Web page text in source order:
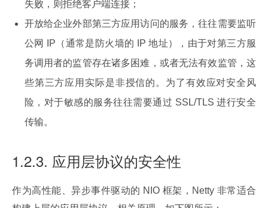
失败，则拒绝客户端连接；
开放给企业外部第三方应用访问的服务，往往需要监听
公网 IP（通常是防火墙的 IP 地址），由于对第三方服
务调用者的监管存在诸多困难，或者无法有效监管，这
些第三方应用实际是非授信的。为了有效应对安全风
险，对于敏感的服务往往需要通过 SSL/TLS 进行安全
传输。
1.2.3. 应用层协议的安全性
作为高性能、异步事件驱动的 NIO 框架，Netty 非常适合